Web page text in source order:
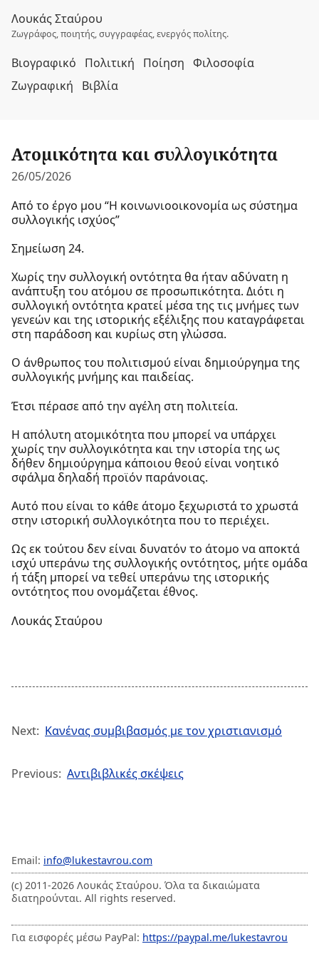
Λουκάς Σταύρου
Ζωγράφος, ποιητής, συγγραφέας, ενεργός πολίτης.
Βιογραφικό Πολιτική Ποίηση Φιλοσοφία
Ζωγραφική
Βιβλία
Ατομικότητα και συλλογικότητα
26/05/2026
Από το έργο μου “Η κοινωνιοοικονομία ως σύστημα
συλλογικής ισχύος”
Σημείωση 24.
Χωρίς την συλλογική οντότητα θα ήταν αδύνατη η
ανάπτυξη του ατόμου σε προσωπικότητα. Διότι η
συλλογική οντότητα κρατεί μέσα της τις μνήμες των
γενεών και της ιστορικής εξέλιξης που καταγράφεται
στη παράδοση και κυρίως στη γλώσσα.
Ο άνθρωπος του πολιτισμού είναι δημιούργημα της
συλλογικής μνήμης και παιδείας.
Έτσι πέρασε από την αγέλη στη πολιτεία.
Η απόλυτη ατομικότητα που μπορεί να υπάρχει
χωρίς την συλλογικότητα και την ιστορία της ως
δήθεν δημιούργημα κάποιου θεού είναι νοητικό
σφάλμα δηλαδή προϊόν παράνοιας.
Αυτό που είναι το κάθε άτομο ξεχωριστά το χρωστά
στην ιστορική συλλογικότητα που το περιέχει.
Ως εκ τούτου δεν είναι δυνατόν το άτομο να αποκτά
ισχύ υπεράνω της συλλογικής οντότητος, μήτε ομάδα
ή τάξη μπορεί να τεθεί υπεράνω της ιστορικής
οντότητος που ονομάζεται έθνος.
Λουκάς Σταύρου
Next: Κανένας συμβιβασμός με τον χριστιανισμό
Previous: Αντιβιβλικές σκέψεις
Email: info@lukestavrou.com
(c) 2011-2026 Λουκάς Σταύρου. Όλα τα δικαιώματα
διατηρούνται. All rights reserved.
Για εισφορές μέσω PayPal: https://paypal.me/lukestavrou